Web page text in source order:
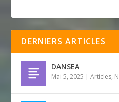
DERNIERS ARTICLES
DANSEA
Mai 5, 2025 |Articles,